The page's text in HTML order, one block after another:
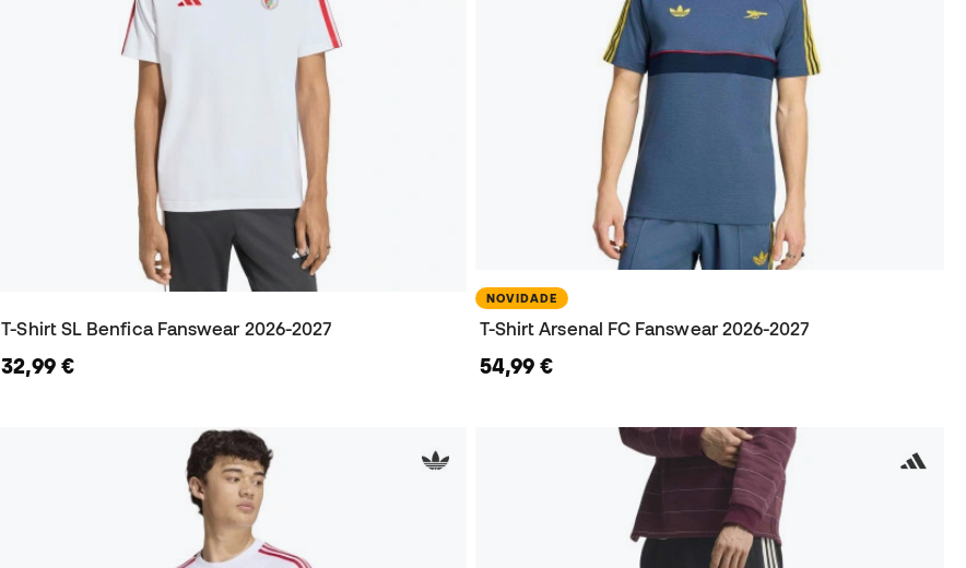
T-Shirt SL Benfica Fanswear 2026-2027
32,99 €
NOVIDADE
T-Shirt Arsenal FC Fanswear 2026-2027
54,99 €